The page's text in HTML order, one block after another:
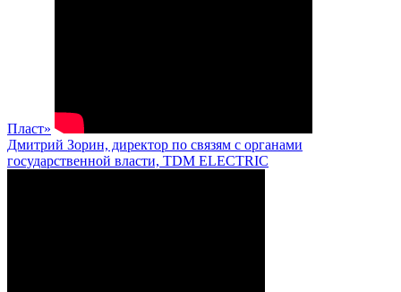
Пласт»
Дмитрий Зорин, директор по связям с органами
государственной власти, TDM ELECTRIC